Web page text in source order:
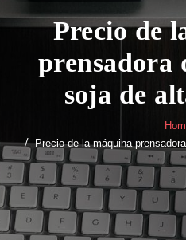
Precio de
prensadora
soja de
Precio de la máquina